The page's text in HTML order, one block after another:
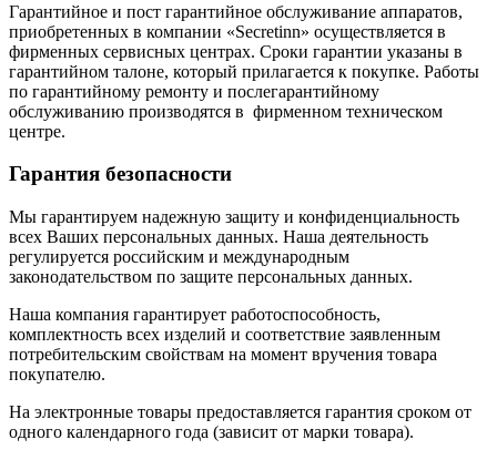
Гарантийное и пост гарантийное обслуживание аппаратов,
приобретенных в компании «Secretinn» осуществляется в
фирменных сервисных центрах. Сроки гарантии указаны в
гарантийном талоне, который прилагается к покупке. Работы
по гарантийному ремонту и послегарантийному
обслуживанию производятся в фирменном техническом
центре.
Гарантия безопасности
Мы гарантируем надежную защиту и конфиденциальность
всех Ваших персональных данных. Наша деятельность
регулируется российским и международным
законодательством по защите персональных данных.
Наша компания гарантирует работоспособность,
комплектность всех изделий и соответствие заявленным
потребительским свойствам на момент вручения товара
покупателю.
На электронные товары предоставляется гарантия сроком от
одного календарного года (зависит от марки товара).